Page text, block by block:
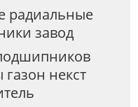
радиальные
завод
некст